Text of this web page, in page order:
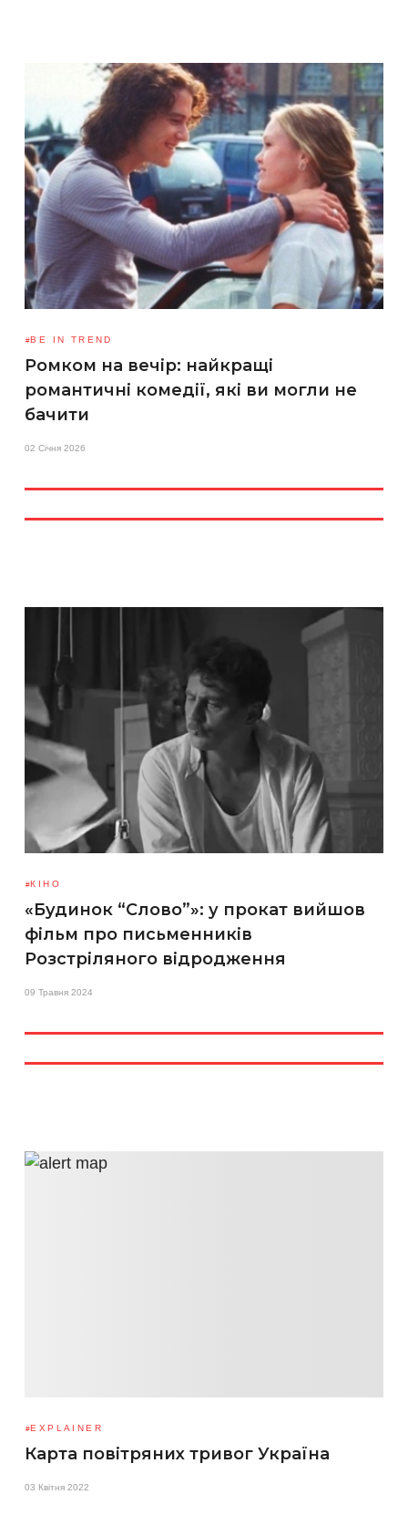
BE IN TREND
Ромком на вечір: найкращі
романтичні комедії, які ви могли не
бачити
02 Січня 2026
КІНО
«Будинок “Слово”»: у прокат вийшов
фільм про письменників
Розстріляного відродження
09 Травня 2024
EXPLAINER
Карта повітряних тривог Україна
03 Квітня 2022